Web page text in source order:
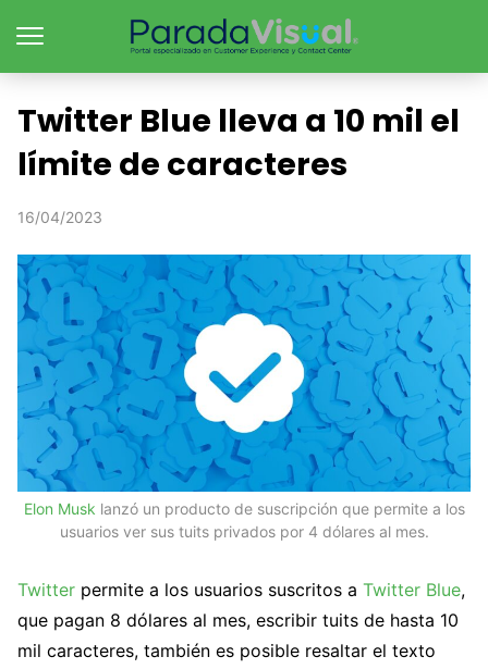
Twitter Blue lleva a 10 mil el
límite de caracteres
16/04/2023
Elon Musk lanzó un producto de suscripción que permite a los
usuarios ver sus tuits privados por 4 dólares al mes.
Twitter permite a los usuarios suscritos a Twitter Blue,
que pagan 8 dólares al mes, escribir tuits de hasta 10
mil caracteres, también es posible resaltar el texto